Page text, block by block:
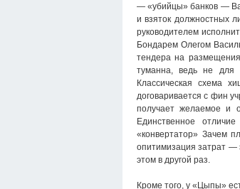
— «убийцы» банков —
и взяток должностных
руководителем
Бондарем Олегом
тендера на
туманна, ведь не для
Классическая схема
договаривается с фин
получает желаемое и
Единственное
«конвертатор» Зачем
опитимизация затрат —
этом в другой раз.
Кроме того, у «Цыпы»